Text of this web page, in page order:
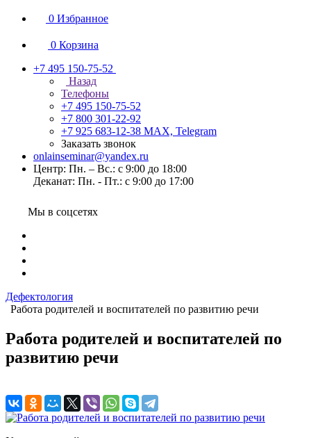
0 Избранное
0 Корзина
+7 495 150-75-52
Назад
Телефоны
+7 495 150-75-52
+7 800 301-22-92
+7 925 683-12-38 MAX, Telegram
Заказать звонок
onlainseminar@yandex.ru
Центр: Пн. – Вс.: с 9:00 до 18:00
Деканат: Пн. - Пт.: с 9:00 до 17:00
Мы в соцсетях
Дефектология
Работа родителей и воспитателей по развитию речи
Работа родителей и воспитателей по
развитию речи